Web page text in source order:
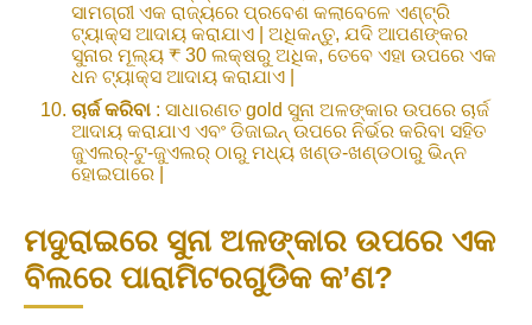
ସାମଗ୍ରୀ ଏକ ରାଜ୍ୟରେ ପ୍ରବେଶ କଲାବେଳେ ଏଣ୍ଟ୍ରି
ଟ୍ୟାକ୍ସ ଆଦାୟ କରାଯାଏ | ଅଧିକନ୍ତୁ, ଯଦି ଆପଣଙ୍କର
ସୁନାର ମୂଲ୍ୟ ₹ 30 ଲକ୍ଷରୁ ଅଧିକ, ତେବେ ଏହା ଉପରେ ଏକ
ଧନ ଟ୍ୟାକ୍ସ ଆଦାୟ କରାଯାଏ |
ଚାର୍ଜ କରିବା : ସାଧାରଣତ gold ସୁନା ଅଳଙ୍କାର ଉପରେ ଚାର୍ଜ
ଆଦାୟ କରାଯାଏ ଏବଂ ଡିଜାଇନ୍ ଉପରେ ନିର୍ଭର କରିବା ସହିତ
ଜୁଏଲର୍-ଟୁ-ଜୁଏଲର୍ ଠାରୁ ମଧ୍ୟ ଖଣ୍ଡ-ଖଣ୍ଡଠାରୁ ଭିନ୍ନ
ହୋଇପାରେ |
ମଦୁରାଇରେ ସୁନା ଅଳଙ୍କାର ଉପରେ ଏକ
ବିଲରେ ପାରାମିଟରଗୁଡିକ କ’ଣ?